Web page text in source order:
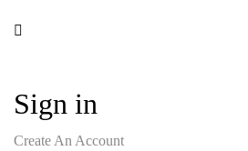
Sign in
Create An Account